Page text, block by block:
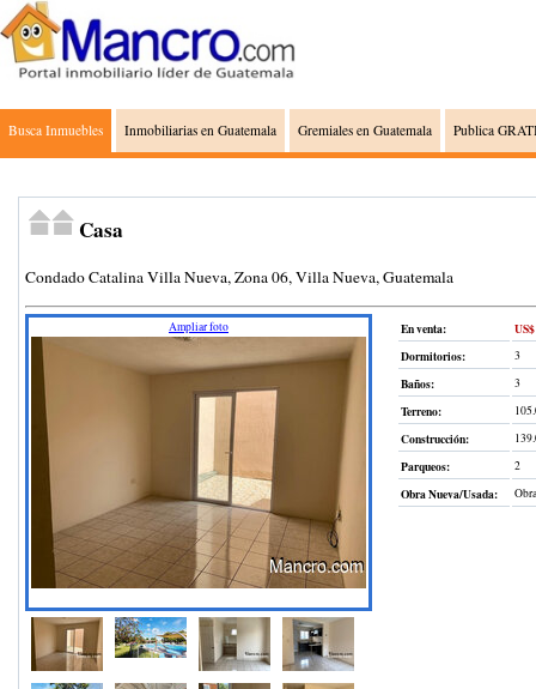
Busca Inmuebles Inmobiliarias en Guatemala Gremiales en Guatemala Publica
Casa
Condado Catalina Villa Nueva, Zona 06, Villa Nueva, Guatemala
Ampliar foto En venta:
Dormitorios:
3
Baños: 3
Terreno:
Construcción:
Parqueos: 2
Obra Nueva/Usada: